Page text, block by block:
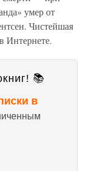
умер от
Чистейшая
Интернете.
📚
в